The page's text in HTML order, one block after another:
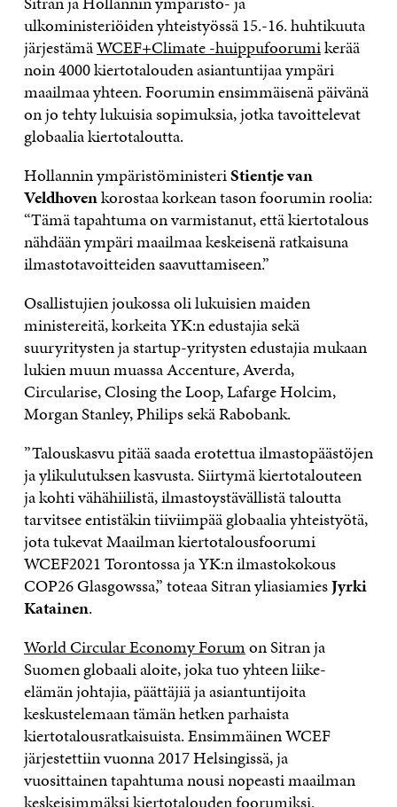
ulkoministeriöiden yhteistyössä 15.-16. huhtikuuta
järjestämäWCEF+Climate -huippufoorumikerää
noin 4000 kiertotalouden asiantuntijaa ympäri
maailmaa yhteen. Foorumin ensimmäisenä päivänä
on jo tehty lukuisia sopimuksia, jotka tavoittelevat
globaalia kiertotaloutta.
Hollannin ympäristöministeriStientje van
Veldhovenkorostaa korkean tason foorumin roolia:
“Tämä tapahtuma on varmistanut, että kiertotalous
nähdään ympäri maailmaa keskeisenä ratkaisuna
ilmastotavoitteiden saavuttamiseen.”
Osallistujien joukossa oli lukuisien maiden
ministereitä, korkeita YK:n edustajia sekä
suuryritysten ja startup-yritysten edustajia mukaan
lukien muun muassa Accenture, Averda,
Circularise, Closing the Loop, Lafarge Holcim,
Morgan Stanley, Philips sekä Rabobank.
”Talouskasvu pitää saada erotettua ilmastopäästöjen
ja ylikulutuksen kasvusta. Siirtymä kiertotalouteen
ja kohti vähähiilistä, ilmastoystävällistä taloutta
tarvitsee entistäkin tiiviimpää globaalia yhteistyötä,
jota tukevat Maailman kiertotalousfoorumi
WCEF2021 Torontossa ja YK:n ilmastokokous
COP26 Glasgowssa,” toteaa Sitran yliasiamiesJyrki
Katainen.
World Circular Economy Forumon Sitran ja
Suomen globaali aloite, joka tuo yhteen liike-
elämän johtajia, päättäjiä ja asiantuntijoita
keskustelemaan tämän hetken parhaista
kiertotalousratkaisuista. Ensimmäinen WCEF
järjestettiin vuonna 2017 Helsingissä, ja
vuosittainen tapahtuma nousi nopeasti maailman
keskeisimmäksi kiertotalouden foorumiksi.